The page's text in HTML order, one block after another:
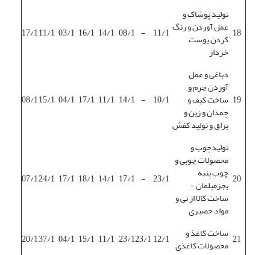
18
تولید پوشاک و
عمل آوردن و رنگ
کردن پوست
خزدار
11/1
-
08/1
14/1
16/1
03/1
11/1
17/1
19
دباغی و عمل
آوردن چرم و
ساخت کیف و
چمدان و زین و
یراق و تولید کفش
10/1
-
14/1
11/1
17/1
04/1
15/1
08/1
20
تولیدچوب و
محصولات چوبی و
چوب پنبه
بجزمبلمان -
ساخت کالا از نی و
مواد حصیری
23/1
-
17/1
14/1
18/1
17/1
24/1
07/1
21 ساخت کاغذ و
محصولات کاغذی 12/1
23/1
23/1
11/1
15/1
04/1
37/1
20/1